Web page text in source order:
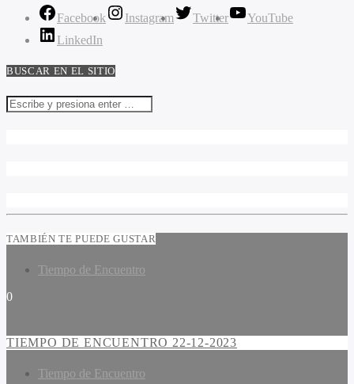
Facebook Instagram Twitter
YouTube
LinkedIn
BUSCAR EN EL SITIO
TAMBIÉN TE PUEDE GUSTAR
Tiempo de Encuentro
0
TIEMPO DE ENCUENTRO 22-12-2023
Tiempo de Encuentro